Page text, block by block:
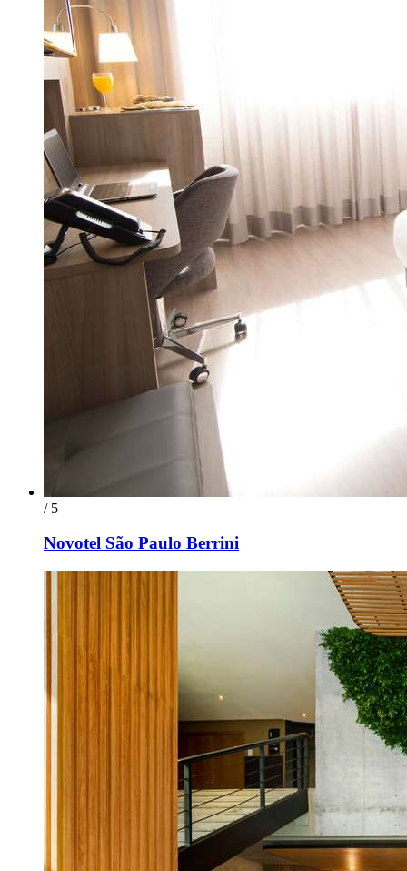
/ 5
Novotel São Paulo Berrini